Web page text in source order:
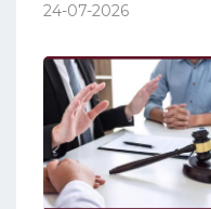
24-07-2026